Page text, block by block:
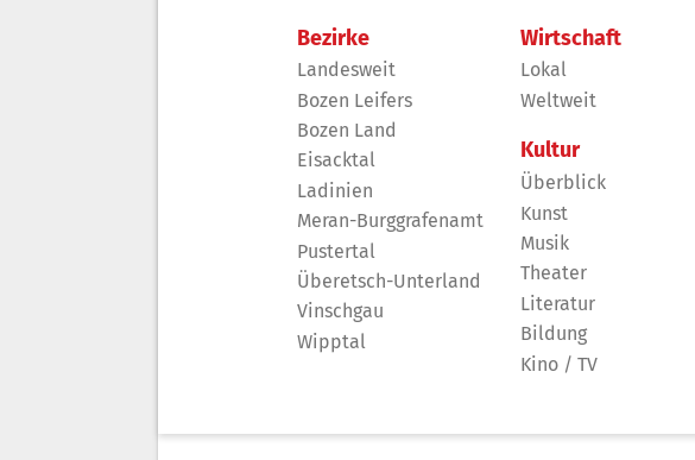
Bezirke
Landesweit
Bozen Leifers
Bozen Land
Eisacktal
Ladinien
Meran-Burggrafenamt
Pustertal
Überetsch-Unterland
Vinschgau
Wipptal
Wirtschaft
Lokal
Weltweit
Kultur
Überblick
Kunst
Musik
Theater
Literatur
Bildung
Kino / TV